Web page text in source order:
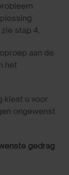
stap 4.
aan de
het
kiest u voor
ongewenst
gedrag